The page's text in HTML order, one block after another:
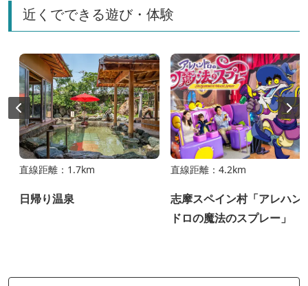
近くでできる遊び・体験
直線距離：1.7km
日帰り温泉
直線距離：4.2km
志摩スペイン村「アレハン
ドロの魔法のスプレー」